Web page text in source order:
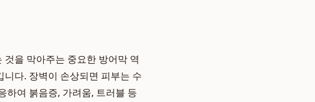
을 막아주는 중요한 방어막 역
다. 장벽이 손상되면 피부는 수
하여 붉음증, 가려움, 트러블 등